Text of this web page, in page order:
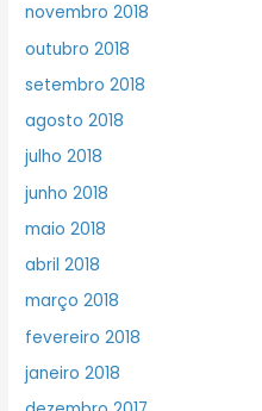
novembro 2018
outubro 2018
setembro 2018
agosto 2018
julho 2018
junho 2018
maio 2018
abril 2018
março 2018
fevereiro 2018
janeiro 2018